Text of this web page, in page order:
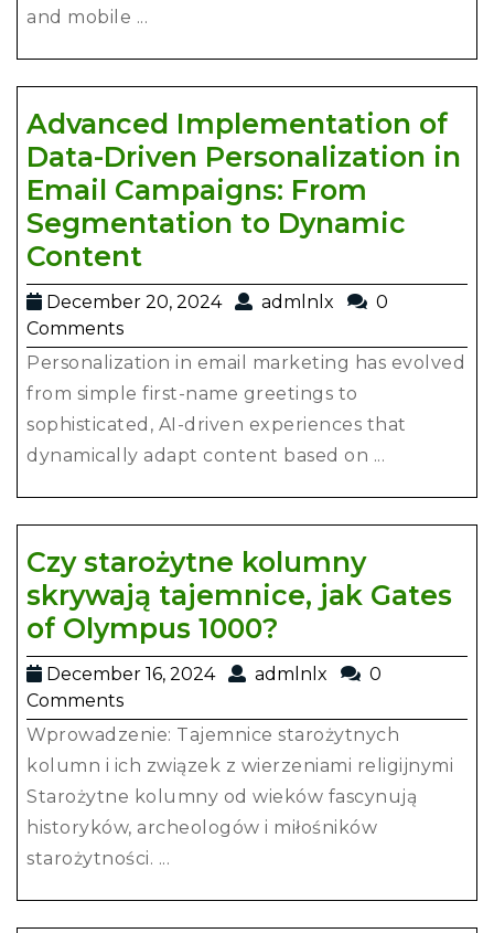
and mobile ...
Advanced Implementation of
Data-Driven Personalization in
Email Campaigns: From
Segmentation to Dynamic
ContentAdvanced
Implementation
Data-
Driven
Personalization
in
Campaigns:
From
Segmentation
to
Dynamic
Content
December 20, 2024
December
2024
admlnlx admlnlx
0
Comments
Personalization in email marketing has evolved
from simple first-name greetings to
sophisticated, AI-driven experiences that
dynamically adapt content based on ...
Czy starożytne kolumny
skrywają tajemnice, jak Gates
of Olympus 1000?
starożytne
skrywają
tajemnice,
jak
Gates
Olympus
1000?
December 16, 2024
December
2024
admlnlx admlnlx
0
Comments
Wprowadzenie: Tajemnice starożytnych
kolumn i ich związek z wierzeniami religijnymi
Starożytne kolumny od wieków fascynują
historyków, archeologów i miłośników
starożytności. ...